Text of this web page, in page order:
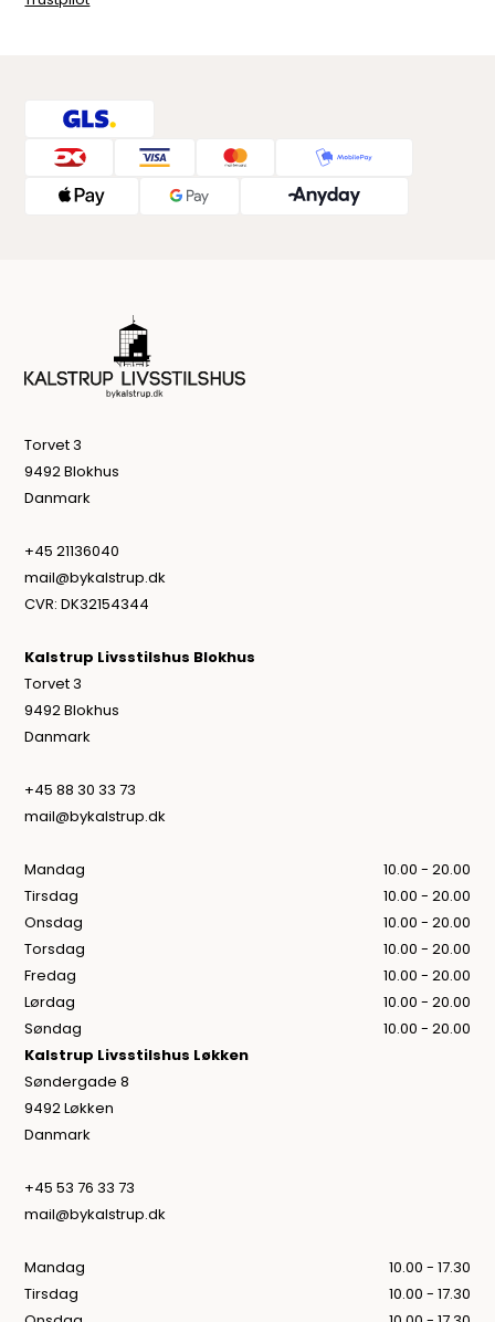
Torvet 3
9492 Blokhus
Danmark
+45 21136040
mail@bykalstrup.dk
CVR: DK32154344
Kalstrup Livsstilshus Blokhus
Torvet 3
9492 Blokhus
Danmark
+45 88 30 33 73
mail@bykalstrup.dk
Mandag
10.00 - 20.00
Tirsdag
10.00 - 20.00
Onsdag
10.00 - 20.00
Torsdag
10.00 - 20.00
Fredag
10.00 - 20.00
Lørdag
10.00 - 20.00
Søndag
10.00 - 20.00
Kalstrup Livsstilshus Løkken
Søndergade 8
9492 Løkken
Danmark
+45 53 76 33 73
mail@bykalstrup.dk
Mandag
10.00 - 17.30
Tirsdag
10.00 - 17.30